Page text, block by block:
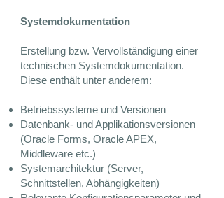
Systemdokumentation
Erstellung bzw. Vervollständigung einer
technischen Systemdokumentation.
Diese enthält unter anderem:
Betriebssysteme und Versionen
Datenbank- und Applikationsversionen
(Oracle Forms, Oracle APEX,
Middleware etc.)
Systemarchitektur (Server,
Schnittstellen, Abhängigkeiten)